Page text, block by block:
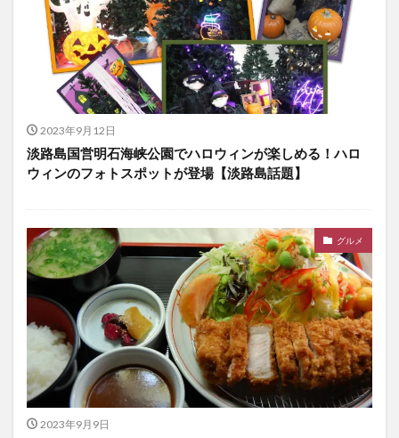
2023年9月12日
淡路島国営明石海峡公園でハロウィンが楽しめる！ハロ
ウィンのフォトスポットが登場【淡路島話題】
グルメ
2023年9月9日